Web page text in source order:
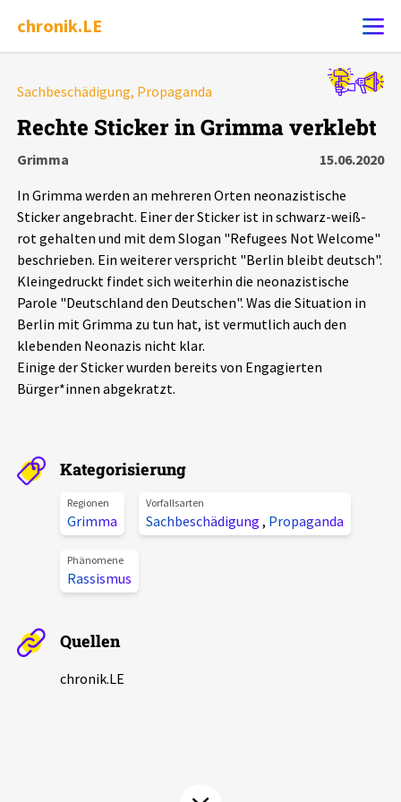
chronik.LE
Ereignis melden
Chronik
Dossiers
Leipziger Zustände
Schlaglichter
Phänomene
Alle Beiträge
Veranstaltungen
Pressemitteilungen
Podcasts
Über uns
Projektbeschreibung
Kontakt
Unterstützer_innen
Spenden
Sachbeschädigung, Propaganda
Rechte Sticker in Grimma verklebt
Grimma
15.06.2020
In Grimma werden an mehreren Orten neonazistische
Sticker angebracht. Einer der Sticker ist in schwarz-weiß-
rot gehalten und mit dem Slogan "Refugees Not Welcome"
beschrieben. Ein weiterer verspricht "Berlin bleibt deutsch".
Kleingedruckt findet sich weiterhin die neonazistische
Parole "Deutschland den Deutschen". Was die Situation in
Berlin mit Grimma zu tun hat, ist vermutlich auch den
klebenden Neonazis nicht klar.
Einige der Sticker wurden bereits von Engagierten
Bürger*innen abgekratzt.
Kategorisierung
Regionen
Grimma
Vorfallsarten
Sachbeschädigung , Propaganda
Phänomene
Rassismus
Quellen
chronik.LE
Alle Ereignisse
Ereignisse
Ereignisse
Exportieren Filter Erklärungen